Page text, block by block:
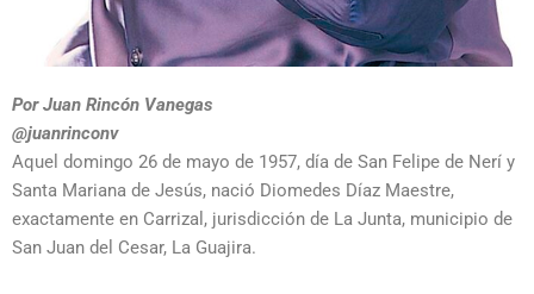
Por Juan Rincón Vanegas
@juanrinconv
Aquel domingo 26 de mayo de 1957, día de San Felipe de Nerí y
Santa Mariana de Jesús, nació Diomedes Díaz Maestre,
exactamente en Carrizal, jurisdicción de La Junta, municipio de
San Juan del Cesar, La Guajira.